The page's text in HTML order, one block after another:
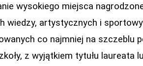
wysokiego miejsca
wiedzy, artystycznych i
co najmniej na szczeblu
z wyjątkiem tytułu laureata